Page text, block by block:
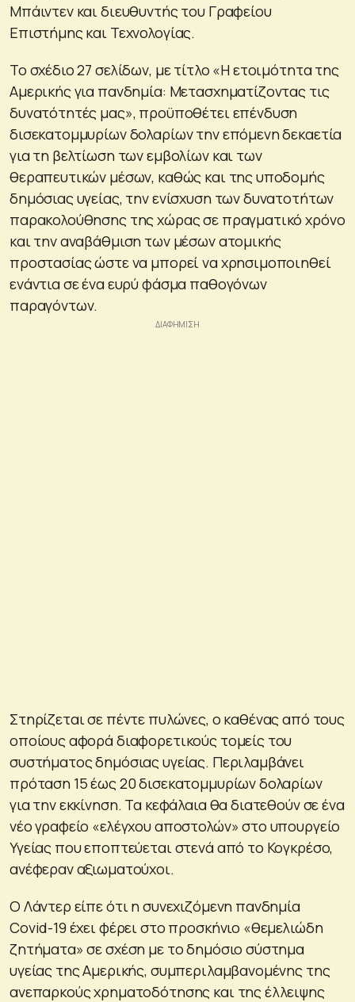
Μπάιντεν και διευθυντής του Γραφείου
Επιστήμης και Τεχνολογίας.
Το σχέδιο 27 σελίδων, με τίτλο «Η ετοιμότητα της
Αμερικής για πανδημία: Μετασχηματίζοντας τις
δυνατότητές μας», προϋποθέτει επένδυση
δισεκατομμυρίων δολαρίων την επόμενη δεκαετία
για τη βελτίωση των εμβολίων και των
θεραπευτικών μέσων, καθώς και της υποδομής
δημόσιας υγείας, την ενίσχυση των δυνατοτήτων
παρακολούθησης της χώρας σε πραγματικό χρόνο
και την αναβάθμιση των μέσων ατομικής
προστασίας ώστε να μπορεί να χρησιμοποιηθεί
ενάντια σε ένα ευρύ φάσμα παθογόνων
παραγόντων.
Στηρίζεται σε πέντε πυλώνες, ο καθένας από τους
οποίους αφορά διαφορετικούς τομείς του
συστήματος δημόσιας υγείας. Περιλαμβάνει
πρόταση 15 έως 20 δισεκατομμυρίων δολαρίων
για την εκκίνηση. Τα κεφάλαια θα διατεθούν σε ένα
νέο γραφείο «ελέγχου αποστολών» στο υπουργείο
Υγείας που εποπτεύεται στενά από το Κογκρέσο,
ανέφεραν αξιωματούχοι.
Ο Λάντερ είπε ότι η συνεχιζόμενη πανδημία
Covid-19 έχει φέρει στο προσκήνιο «θεμελιώδη
ζητήματα» σε σχέση με το δημόσιο σύστημα
υγείας της Αμερικής, συμπεριλαμβανομένης της
ανεπαρκούς χρηματοδότησης και της έλλειψης